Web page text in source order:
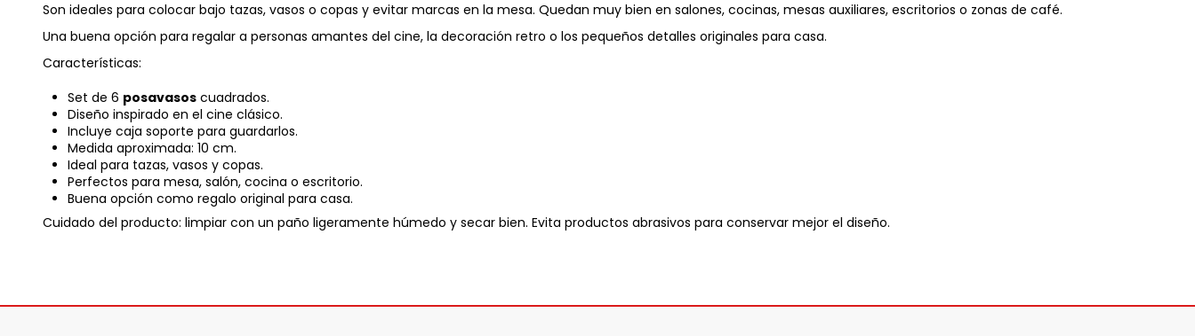
Son ideales para colocar bajo tazas, vasos o copas y evitar marcas en la mesa. Quedan muy bien en salones, cocinas, mesas auxiliares, escritorios o zonas de café.
Una buena opción para regalar a personas amantes del cine, la decoración retro o los pequeños detalles originales para casa.
Características:
Set de 6 posavasoscuadrados.
Diseño inspirado en el cine clásico.
Incluye caja soporte para guardarlos.
Medida aproximada: 10 cm.
Ideal para tazas, vasos y copas.
Perfectos para mesa, salón, cocina o escritorio.
Buena opción como regalo original para casa.
Cuidado del producto: limpiar con un paño ligeramente húmedo y secar bien. Evita productos abrasivos para conservar mejor el diseño.